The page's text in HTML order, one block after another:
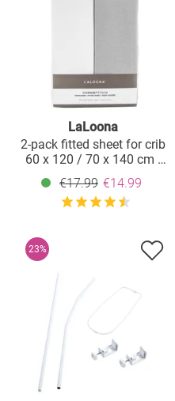
LaLoona
2-pack fitted sheet for crib
60 x 120 / 70 x 140 cm -
white light gray
€17.99 €14.99
23%